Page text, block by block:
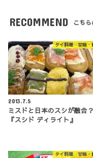
RECOMMEND こち
タイ料理 甘味・
2013.7.5
ミスドと日本のスシが融合
『スシド ディライト』
タイ料理 甘味・